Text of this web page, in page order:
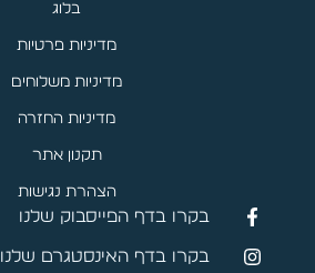
בלוג
מדיניות פרטיות
מדיניות משלוחים
מדיניות החזרה
תקנון אתר
הצהרת נגישות
בקרו בדף הפייסבוק שלנו
בקרו בדף האינסטגרם שלנו